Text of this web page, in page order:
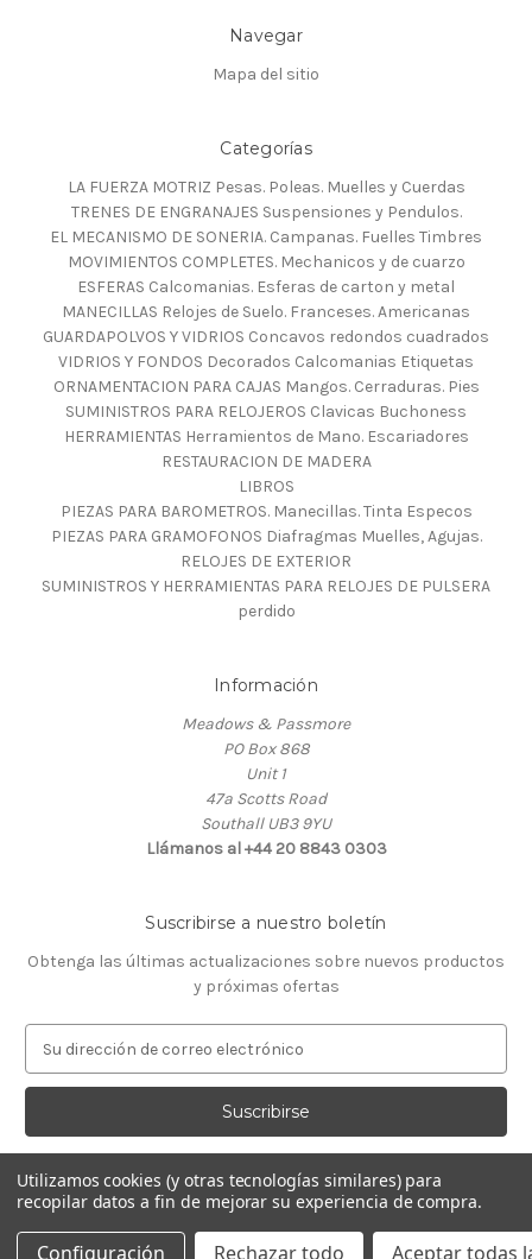
Navegar
Mapa del sitio
Categorías
LA FUERZA MOTRIZ Pesas. Poleas. Muelles y Cuerdas
TRENES DE ENGRANAJES Suspensiones y Pendulos.
EL MECANISMO DE SONERIA. Campanas. Fuelles Timbres
MOVIMIENTOS COMPLETES. Mechanicos y de cuarzo
ESFERAS Calcomanias. Esferas de carton y metal
MANECILLAS Relojes de Suelo. Franceses. Americanas
GUARDAPOLVOS Y VIDRIOS Concavos redondos cuadrados
VIDRIOS Y FONDOS Decorados Calcomanias Etiquetas
ORNAMENTACION PARA CAJAS Mangos. Cerraduras. Pies
SUMINISTROS PARA RELOJEROS Clavicas Buchoness
HERRAMIENTAS Herramientos de Mano. Escariadores
RESTAURACION DE MADERA
LIBROS
PIEZAS PARA BAROMETROS. Manecillas. Tinta Especos
PIEZAS PARA GRAMOFONOS Diafragmas Muelles, Agujas.
RELOJES DE EXTERIOR
SUMINISTROS Y HERRAMIENTAS PARA RELOJES DE PULSERA
perdido
Información
Meadows & Passmore
PO Box 868
Unit 1
47a Scotts Road
Southall UB3 9YU
Llámanos al +44 20 8843 0303
Suscribirse a nuestro boletín
Obtenga las últimas actualizaciones sobre nuevos productos
y próximas ofertas
r
c
i
ó
n
© 2026 Almacén de Relojeros
Utilizamos cookies (y otras tecnologías similares) para
recopilar datos a fin de mejorar su experiencia de compra.
Configuración Rechazar todo Aceptar todas